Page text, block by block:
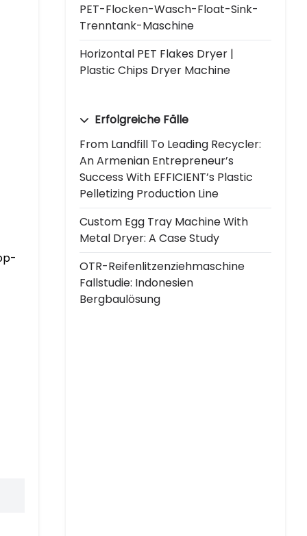
PET-Flocken-Wasch-Float-Sink-
Trenntank-Maschine
Horizontal PET Flakes Dryer |
Plastic Chips Dryer Machine
Erfolgreiche Fälle
From Landfill To Leading Recycler:
An Armenian Entrepreneur’s
Success With EFFICIENT’s Plastic
Pelletizing Production Line
Custom Egg Tray Machine With
Metal Dryer: A Case Study
OTR-Reifenlitzenziehmaschine
Fallstudie: Indonesien
Bergbaulösung